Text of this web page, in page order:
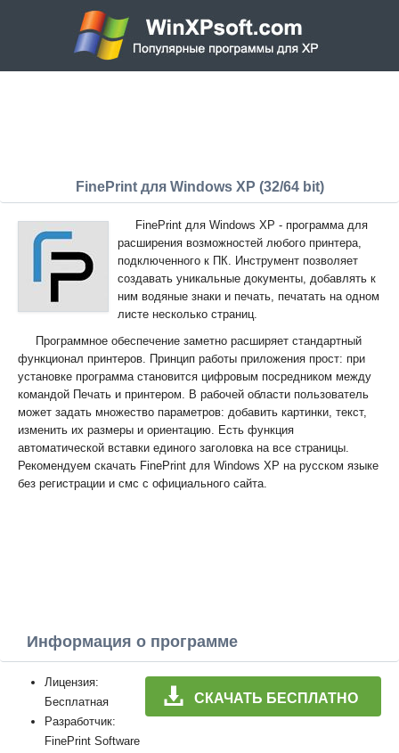
FinePrint для Windows XP (32/64 bit)
FinePrint для Windows XP - программа для
расширения возможностей любого принтера,
подключенного к ПК. Инструмент позволяет
создавать уникальные документы, добавлять к
ним водяные знаки и печать, печатать на одном
листе несколько страниц.
Программное обеспечение заметно расширяет стандартный
функционал принтеров. Принцип работы приложения прост: при
установке программа становится цифровым посредником между
командой Печать и принтером. В рабочей области пользователь
может задать множество параметров: добавить картинки, текст,
изменить их размеры и ориентацию. Есть функция
автоматической вставки единого заголовка на все страницы.
Рекомендуем скачать FinePrint для Windows XP на русском языке
без регистрации и смс с официального сайта.
Информация о программе
СКАЧАТЬ БЕСПЛАТНО
Лицензия:
Бесплатная
Разработчик:
FinePrint Software